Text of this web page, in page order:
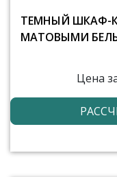
ТЕМНЫЙ ШКАФ-
МАТОВЫМИ
Цена